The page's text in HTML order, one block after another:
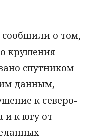
о том,
крушения
спутником
данным,
к северо-
и к югу от